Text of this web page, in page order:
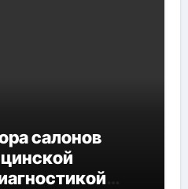
салонов